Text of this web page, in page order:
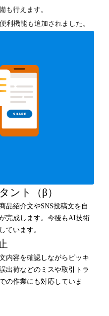
も行えます。
利機能も追加されました。
ント（β）
品紹介文やSNS投稿文を自
完成します。今後もAI技術
ています。
内容を確認しながらピッキ
出荷などのミスや取引トラ
の作業にも対応していま